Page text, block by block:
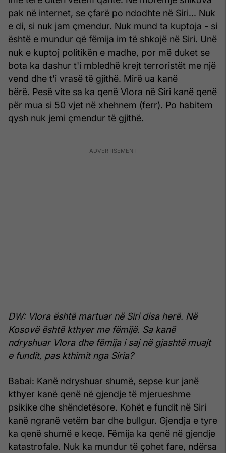
pak në internet, se çfarë po ndodhte në Siri... Nuk
e di, si nuk jam çmendur. Nuk mund ta kuptoja - si
është e mundur që fëmija im të shkojë në Siri. Unë
nuk e kuptoj politikën e madhe, por më duket se
bota ka dashur t'i mbledhë krejt terroristët me një
vend dhe t'i vrasë të gjithë. Mirë ua kanë
bërë. Pesë vite sa ka qenë Vlora në Siri kanë qenë
për mua si 50 vjet në xhehnem (ferr). Po habitem
qysh nuk jemi çmendur të gjithë.
DW: Vlora është martuar në Siri disa herë. Në
Kosovë është kthyer me fëmijë. Sa kanë
ndryshuar Vlora dhe fëmija i saj në gjashtë muajt
e fundit, pas kthimit nga Siria?
Babai: Kanë ndryshuar shumë, sepse kur janë
kthyer kanë qenë në gjendje të mjerueshme
psikike dhe shëndetësore. Kohët e fundit në Siri
kanë ngranë vetëm bar dhe bullgur. Gjendja e tyre
ka qenë shumë e keqe. Fëmija ka qenë në gjendje
katastrofale. Nuk ka mundur të çohet fare, ndërsa